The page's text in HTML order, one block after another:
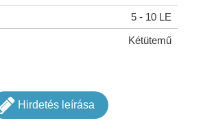
5 - 10 LE
Kétütemű
Hirdetés leírása